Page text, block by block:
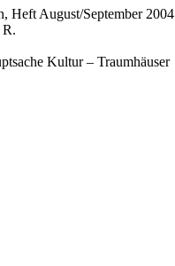
Heft August/September 2004
Kultur – Traumhäuser